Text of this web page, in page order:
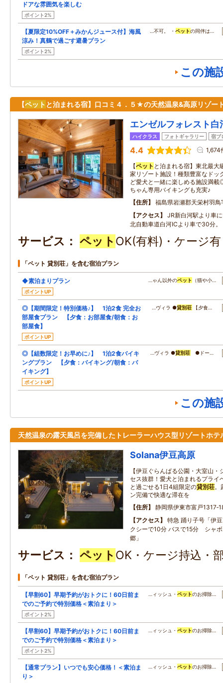
ドアな雰囲気を楽しむ
ポイント2%
【夏限定10%OFF＋みかんジュース付】海風
涼み！真鶴で過ごす避暑プラン
ポイント2%
…不可。 ・ペットの同伴は…
この施
【ペット と泊まれる宿】口コミ４．５★の天然温泉&高原リゾー
エンゼルフォレスト白
ハイクラス フォトギャラリー 宿ブ
4.4 1,674
【ペット と泊まれる宿】東北最
家リゾート施設！種類豊富なドッ
ど愛犬と一緒に楽しめる施設満
ちゃん専用バイキングも充実♪
住所
福島県岩瀬郡天栄村羽鳥
アクセス
JR新白河駅より車
北自動車道白河ICより車で30分。
サービス ペット OK(有料)・ケージ
「ペット 貸別荘」を含む宿泊プラン
◆素泊まりプラン
ポイントUP
…ゃん以外のペット （猫や小…
◎【期間限定！特別価格♪】 1泊2食 完全お
部屋食プラン 【夕食：お部屋食/朝食：お
部屋食】
ポイントUP
…ヴィラ ●貸別荘 【夕食…
◎【組数限定！お早めに♪】 1泊2食バイキ
ングプラン 【夕食：バイキング/朝食：バ
イキング】
ポイントUP
…ヴィラ ●貸別荘 ●ドー…
この施
天然温泉の露天風呂を完備したトレーラーハウス型リゾートホテ
Solana伊豆高原
【伊豆ぐらんぱる公園・大室山
セス抜群！愛犬と泊まれるプライ
と過ごせる1日4組限定の貸別荘。
ン完備で快適な滞在を
住所
静岡県伊東市富戸
アクセス
特急 踊り子号「伊
クシーで10分 バスで15分 シャ
郷」
サービス ペット OK・ケージ持込・
「ペット 貸別荘」を含む宿泊プラン
【早割60】早期予約がおトクに！60日前ま
でのご予約で特別価格＜素泊まり＞
ポイント2%
…ィッシュ・ ペットのお掃除…
【早割60】早期予約がおトクに！60日前ま
でのご予約で特別価格＜素泊まり＞
ポイント2%
…ィッシュ・ ペットのお掃除…
【通常プラン】いつでも安心価格！＜素泊ま
り＞
…ィッシュ・ ペットのお掃除…